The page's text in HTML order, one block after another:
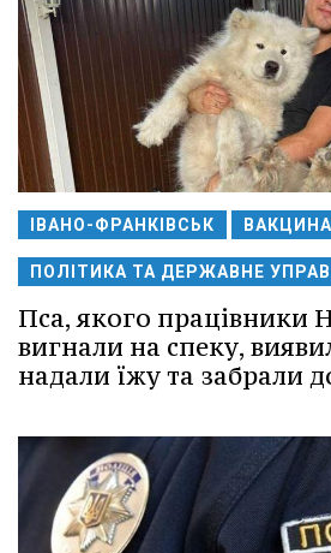
ІВАНО-ФРАНКІВСЬК
ПОЛІТИКА ТА ДЕРЖАВНЕ
Пса, якого працівники
вигнали на спеку,
надали їжу та забрали